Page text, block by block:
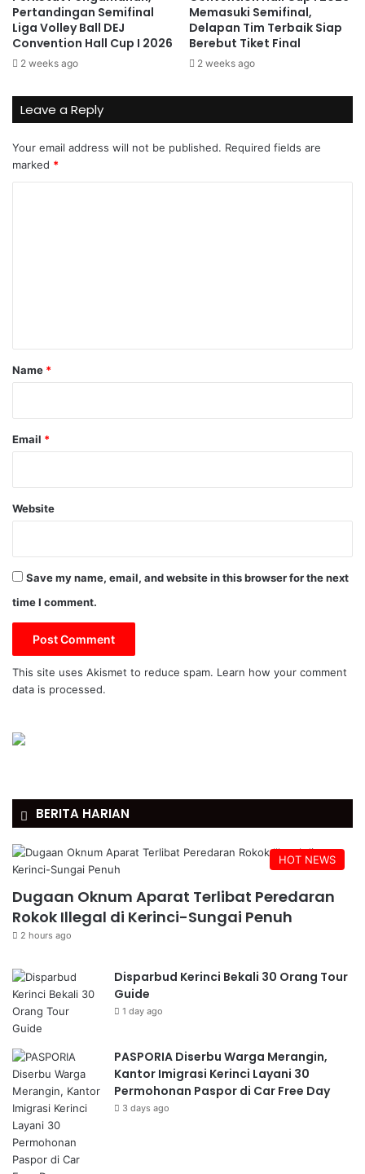
Pertandingan Semifinal
Liga Volley Ball DEJ
Convention Hall Cup I 2026
2 weeks ago
Memasuki Semifinal,
Delapan Tim Terbaik Siap
Berebut Tiket Final
2 weeks ago
Leave a Reply
Your email address will not be published. Required fields are
marked *
*
Name *
Email *
Website
Save my name, email, and website in this browser for the next
time I comment.
This site uses Akismet to reduce spam. Learn how your comment
data is processed.
BERITA HARIAN
HOT NEWS
Dugaan Oknum Aparat Terlibat Peredaran
Rokok Illegal di Kerinci-Sungai Penuh
2 hours ago
Disparbud Kerinci Bekali 30 Orang Tour
Guide
1 day ago
PASPORIA Diserbu Warga Merangin,
Kantor Imigrasi Kerinci Layani 30
Permohonan Paspor di Car Free Day
3 days ago